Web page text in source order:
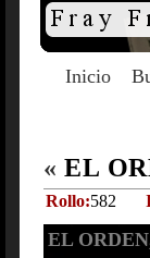
Inicio
« EL
Rollo:582
EL